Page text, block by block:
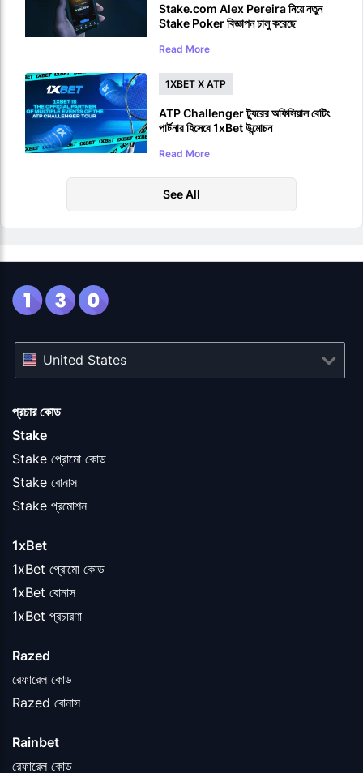
Stake.com Alex Pereira নিয়ে নতুন
Stake Poker বিজ্ঞাপন চালু করেছে
Read More
1XBET X ATP
ATP Challenger ট্যুরের অফিসিয়াল বেটিং
পার্টনার হিসেবে 1xBet উন্মোচন
Read More
See All
প্রচার কোড
Stake
Stake প্রোমো কোড
Stake বোনাস
Stake প্রমোশন
1xBet
1xBet প্রোমো কোড
1xBet বোনাস
1xBet প্রচারণা
Razed
রেফারেল কোড
Razed বোনাস
Rainbet
রেফারেল কোড
United States